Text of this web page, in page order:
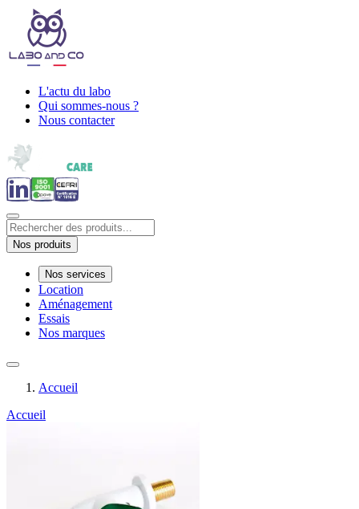
L'actu du labo
Qui sommes-nous ?
Nous contacter
Nos produits
Nos services
Location
Aménagement
Essais
Nos marques
Accueil
Accueil